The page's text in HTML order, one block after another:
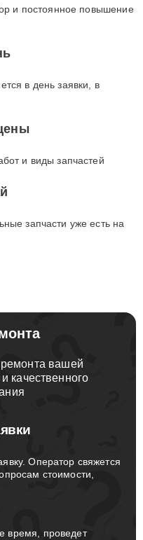
и постоянное повышение
в день заявки, в
и виды запчастей
запчасти уже есть на
вашей
качественного
Оператор свяжется
стоимости,
время, проведет